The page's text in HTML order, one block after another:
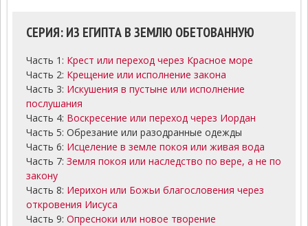
СЕРИЯ: ИЗ ЕГИПТА В ЗЕМЛЮ ОБЕТОВАННУЮ
Часть 1: Крест или переход через Красное море
Часть 2: Крещение или исполнение закона
Часть 3: Искушения в пустыне или исполнение
послушания
Часть 4: Воскресение или переход через Иордан
Часть 5: Обрезание или разодранные одежды
Часть 6: Исцеление в земле покоя или живая вода
Часть 7: Земля покоя или наследство по вере, а не по
закону
Часть 8: Иерихон или Божьи благословения через
откровения Иисуса
Часть 9: Опресноки или новое творение